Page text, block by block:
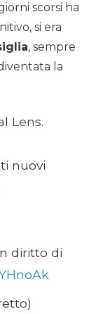
scorsi ha
si era
, sempre
la
Lens.
nuovi
diritto di